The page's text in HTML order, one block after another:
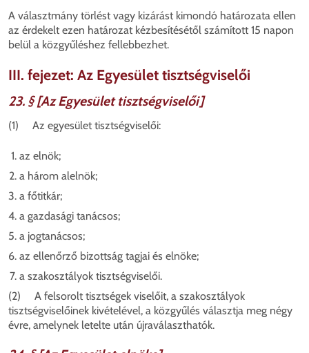
A választmány törlést vagy kizárást kimondó határozata ellen
az érdekelt ezen határozat kézbesítésétől számított 15 napon
belül a közgyűléshez fellebbezhet.
III. fejezet: Az Egyesület tisztségviselői
23. § [Az Egyesület tisztségviselői]
(1) Az egyesület tisztségviselői:
az elnök;
a három alelnök;
a főtitkár;
a gazdasági tanácsos;
a jogtanácsos;
az ellenőrző bizottság tagjai és elnöke;
a szakosztályok tisztségviselői.
(2) A felsorolt tisztségek viselőit, a szakosztályok
tisztségviselőinek kivételével, a közgyűlés választja meg négy
évre, amelynek letelte után újraválaszthatók.